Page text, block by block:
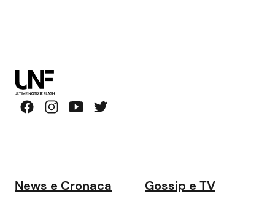
News e Cronaca Gossip e TV